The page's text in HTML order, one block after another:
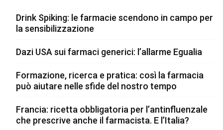
Drink Spiking: le farmacie scendono in campo per
la sensibilizzazione
Dazi USA sui farmaci generici: l’allarme Egualia
Formazione, ricerca e pratica: così la farmacia
può aiutare nelle sfide del nostro tempo
Francia: ricetta obbligatoria per l’antinfluenzale
che prescrive anche il farmacista. E l’Italia?